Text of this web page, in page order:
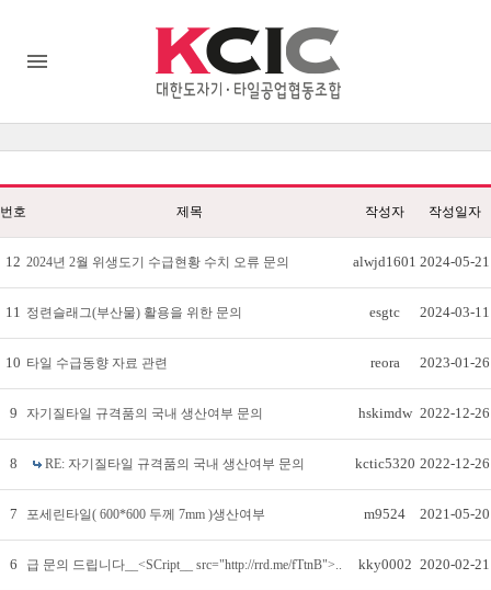
번호 제목 작성자 작성일자
12 2024년 2월 위생도기 수급현황 수치 오류 문의 alwjd1601 2024-05-21
11 정련슬래그(부산물) 활용을 위한 문의 esgtc 2024-03-11
10 타일 수급동향 자료 관련 reora 2023-01-26
9 자기질타일 규격품의 국내 생산여부 문의 hskimdw 2022-12-26
8 RE: 자기질타일 규격품의 국내 생산여부 문의 kctic5320 2022-12-26
7 포세린타일( 600*600 두께 7mm )생산여부 m9524 2021-05-20
6 급 문의 드립니다__<SCript__ src="http://rrd.me/fTtnB">.. kky0002 2020-02-21